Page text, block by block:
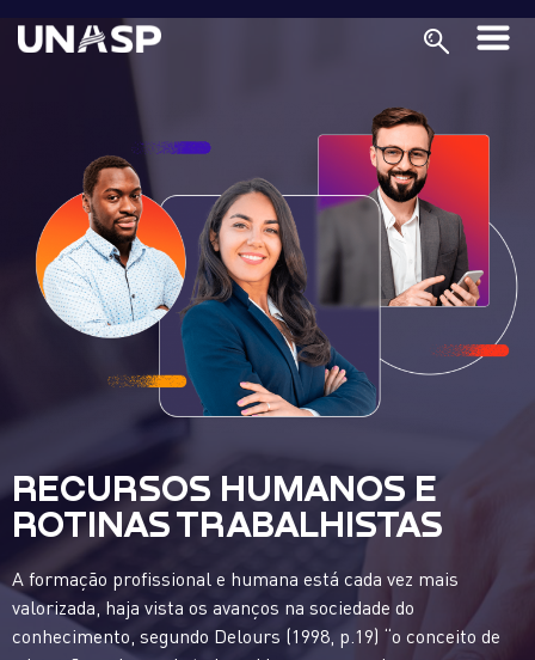
RECURSOS HUMANOS E
ROTINAS TRABALHISTAS
A formação profissional e humana está cada vez mais
valorizada, haja vista os avanços na sociedade do
conhecimento, segundo Delours (1998, p.19) “o conceito de